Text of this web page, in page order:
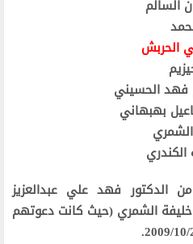
الدكتور فهد علي عبدالعزيز
خليفة الشمري (حيث كانت دعوتهم